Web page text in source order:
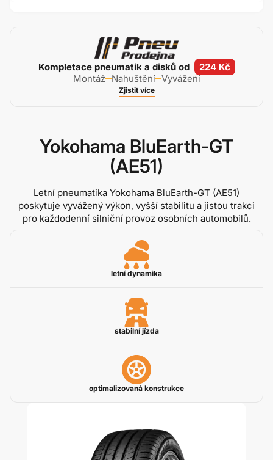
Kompletace pneumatik a disků od
224 Kč
Montáž Nahuštění Vyvážení
Zjistit více
Yokohama BluEarth-GT
(AE51)
Letní pneumatika Yokohama BluEarth-GT (AE51)
poskytuje vyvážený výkon, vyšší stabilitu a jistou trakci
pro každodenní silniční provoz osobních automobilů.
letní dynamika
stabilní jízda
optimalizovaná konstrukce